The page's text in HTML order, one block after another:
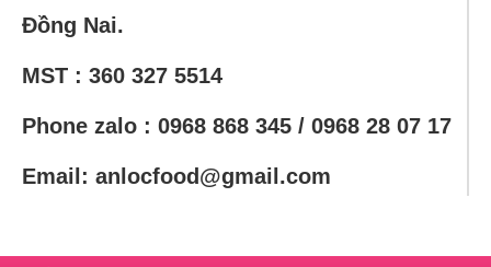
Đồng Nai.
MST : 360 327 5514
Phone zalo : 0968 868 345 / 0968 28 07 17
Email: anlocfood@gmail.com